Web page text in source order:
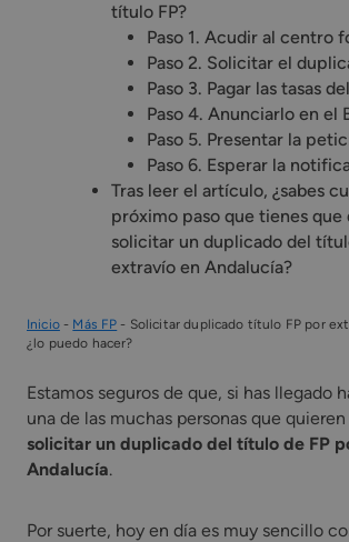
título FP?
Paso 1. Acudir al centro
Paso 2. Solicitar el
Paso 3. Pagar las tasas
Paso 4. Anunciarlo en el
Paso 5. Presentar la
Paso 6. Esperar la
Tras leer el artículo, ¿sabes
próximo paso que tienes que
solicitar un duplicado del
extravío en Andalucía?
Inicio- Más FP - Solicitar duplicado título FP por
¿lo puedo hacer?
Estamos seguros de que, si has llegado
una de las muchas personas que quieren
solicitar un duplicado del título de FP
Andalucía.
Por suerte, hoy en día es muy sencillo